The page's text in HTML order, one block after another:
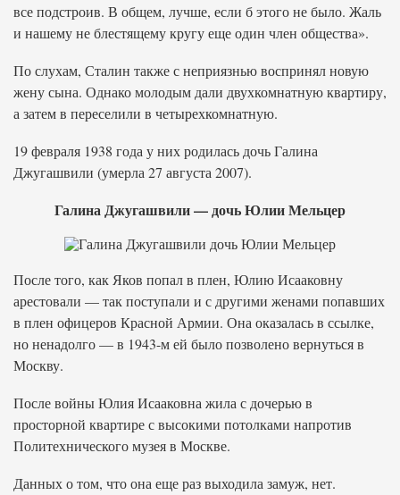
все подстроив. В общем, лучше, если б этого не было. Жаль
и нашему не блестящему кругу еще один член общества».
По слухам, Сталин также с неприязнью воспринял новую
жену сына. Однако молодым дали двухкомнатную квартиру,
а затем в переселили в четырехкомнатную.
19 февраля 1938 года у них родилась дочь Галина
Джугашвили (умерла 27 августа 2007).
Галина Джугашвили — дочь Юлии Мельцер
После того, как Яков попал в плен, Юлию Исааковну
арестовали — так поступали и с другими женами попавших
в плен офицеров Красной Армии. Она оказалась в ссылке,
но ненадолго — в 1943-м ей было позволено вернуться в
Москву.
После войны Юлия Исааковна жила с дочерью в
просторной квартире с высокими потолками напротив
Политехнического музея в Москве.
Данных о том, что она еще раз выходила замуж, нет.